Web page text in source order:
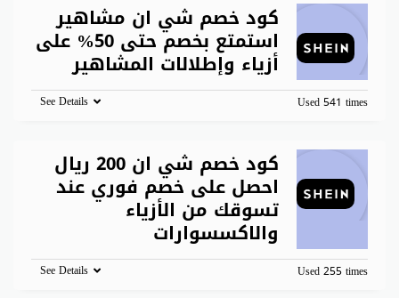
كود خصم شي ان مشاهير
استمتع بخصم حتى 50% على
أزياء وإطلالات المشاهير
Used 541 times
See Details
كود خصم شي ان 200 ريال
احصل على خصم فوري عند
تسوقك من الأزياء
والاكسسوارات
Used 255 times
See Details